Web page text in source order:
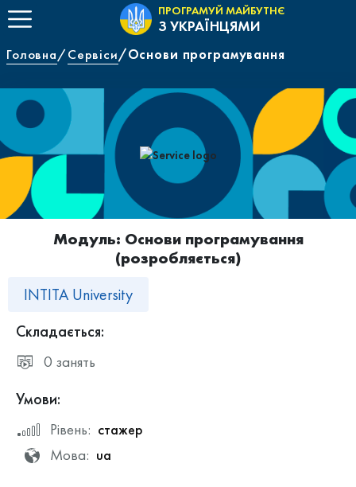
ПРОГРАМУЙ МАЙБУТНЄ
З УКРАЇНЦЯМИ
Головна Сервіси Основи програмування
Модуль: Основи програмування
(розробляється)
INTITA University
Складається:
0 занять
Умови:
Рівень: стажер
Мова: ua